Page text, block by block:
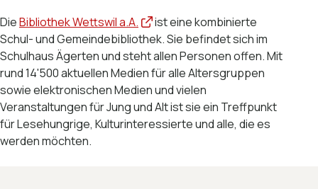
DieBibliothek Wettswil a.A.
ist eine kombinierte
Schul- und Gemeindebibliothek. Sie befindet sich im
Schulhaus Ägerten und steht allen Personen offen. Mit
rund 14'500 aktuellen Medien für alle Altersgruppen
sowie elektronischen Medien und vielen
Veranstaltungen für Jung und Alt ist sie ein Treffpunkt
für Lesehungrige, Kulturinteressierte und alle, die es
werden möchten.